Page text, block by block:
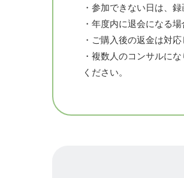
④対談会：小林さんと
⑤教育なんでも相談会
⑥理論学習会：教師スキ
※①⑤⑥の時にゼミ生ミ
サブゼミ：偶数月 第２
・参加できない日は、録
・年度内に退会になる
・ご購入後の返金は対応
・複数人のコンサルに
ください。